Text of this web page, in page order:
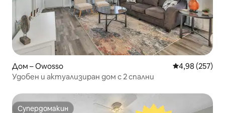
Дом – Owosso Средна
4,98 (257)
Удобен и актуализиран дом с 2 спални
Супердомакин